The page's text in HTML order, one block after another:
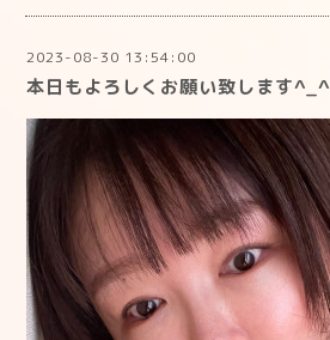
2023-08-30 13:54:00
本日もよろしくお願い致します^_^